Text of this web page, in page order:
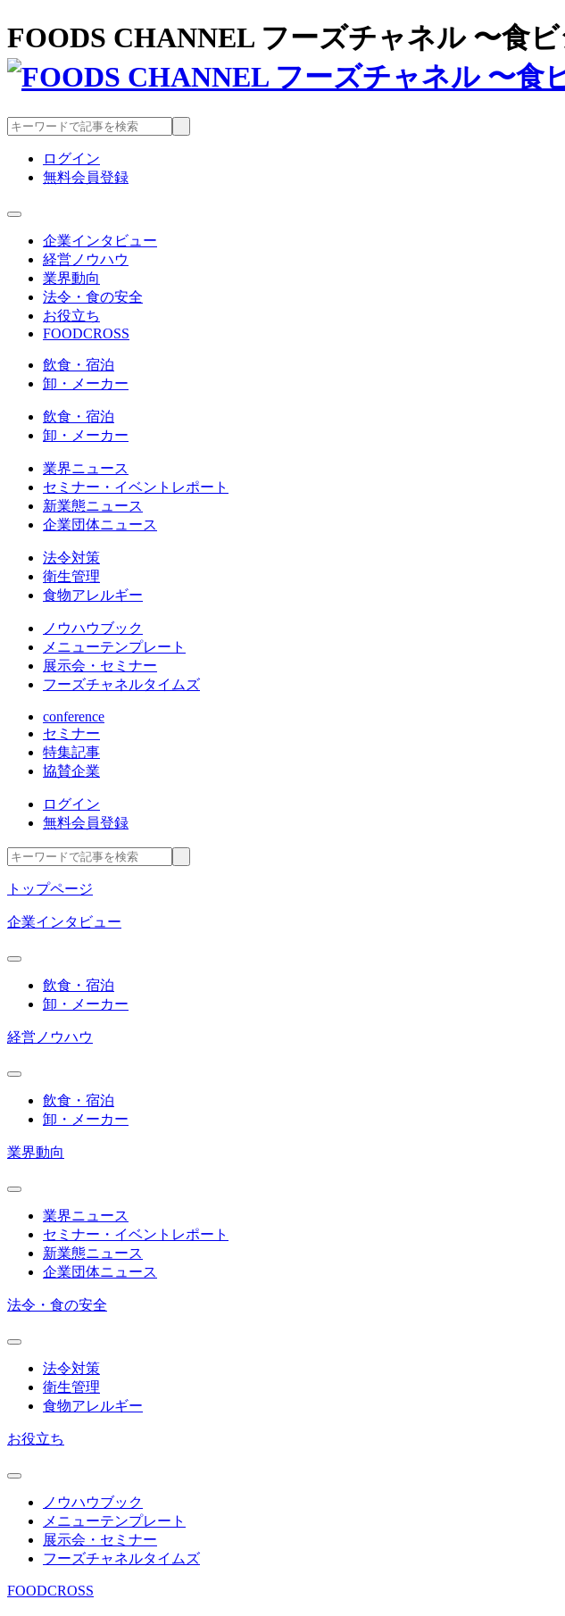
FOODS CHANNEL フーズチャネル 〜食
ログイン
無料会員登録
企業インタビュー
経営ノウハウ
業界動向
法令・食の安全
お役立ち
FOODCROSS
飲食・宿泊
卸・メーカー
飲食・宿泊
卸・メーカー
業界ニュース
セミナー・イベントレポート
新業態ニュース
企業団体ニュース
法令対策
衛生管理
食物アレルギー
ノウハウブック
メニューテンプレート
展示会・セミナー
フーズチャネルタイムズ
conference
セミナー
特集記事
協賛企業
ログイン
無料会員登録
トップページ
企業インタビュー
飲食・宿泊
卸・メーカー
経営ノウハウ
飲食・宿泊
卸・メーカー
業界動向
業界ニュース
セミナー・イベントレポート
新業態ニュース
企業団体ニュース
法令・食の安全
法令対策
衛生管理
食物アレルギー
お役立ち
ノウハウブック
メニューテンプレート
展示会・セミナー
フーズチャネルタイムズ
FOODCROSS